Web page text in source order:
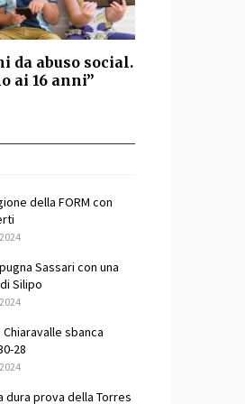
da abuso social.
ai 16 anni”
della FORM con
Sassari con una
Silipo
Chiaravalle sbanca
28
dura prova della Torres